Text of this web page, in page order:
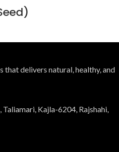
that delive­rs natural, healthy, and
Kajla-6204, Rajshahi,